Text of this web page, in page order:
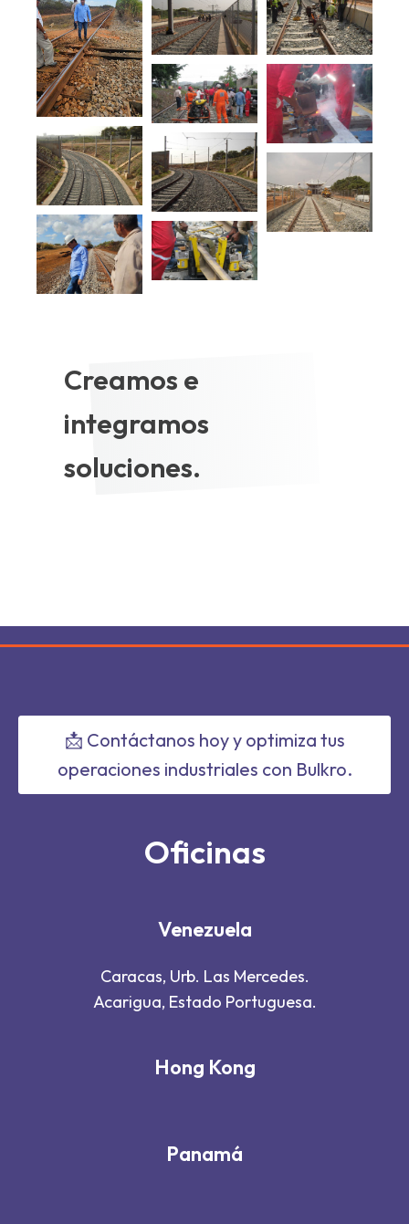
Creamos e
integramos
soluciones.
📩 Contáctanos hoy y optimiza tus
operaciones industriales con Bulkro.
Oficinas
Venezuela
Caracas, Urb. Las Mercedes.
Acarigua, Estado Portuguesa.
Hong Kong
Panamá